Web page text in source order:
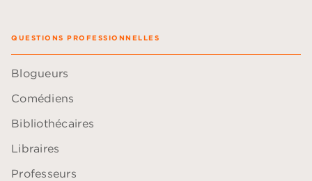
QUESTIONS PROFESSIONNELLES
Blogueurs
Comédiens
Bibliothécaires
Libraires
Professeurs